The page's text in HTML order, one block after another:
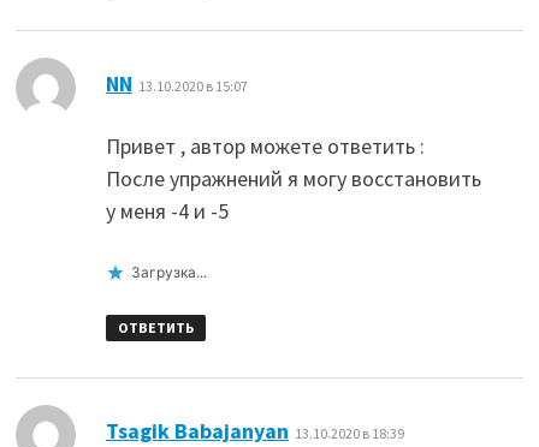
NN 13.10.2020 в 15:07
Привет , автор можете ответить :
После упражнений я могу восстановить
у меня -4 и -5
Загрузка...
ОТВЕТИТЬ
Tsagik Babajanyan 13.10.2020 в 18:39